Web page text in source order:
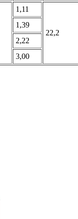
1,11
22,2
1,39
2,22
3,00